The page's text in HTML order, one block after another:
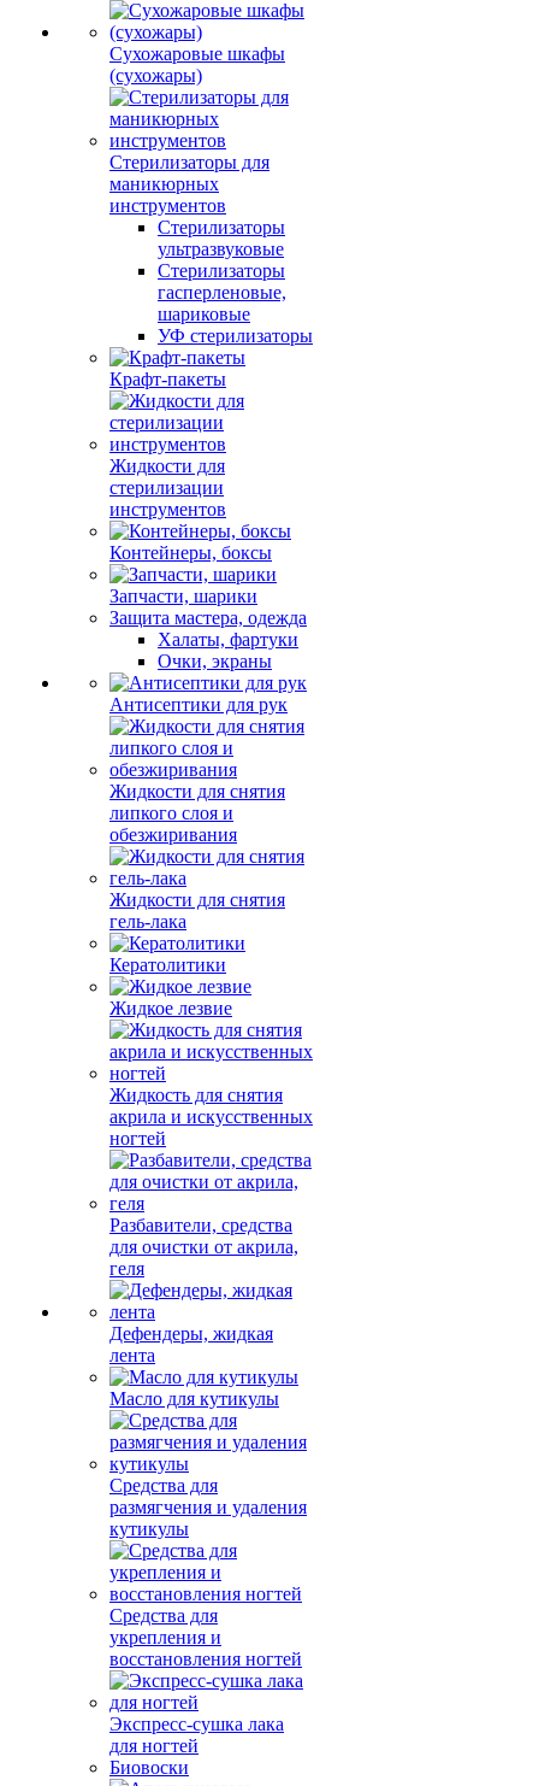
Сухожаровые шкафы
(сухожары)
Стерилизаторы для
маникюрных
инструментов
Стерилизаторы
ультразвуковые
Стерилизаторы
гасперленовые,
шариковые
УФ стерилизаторы
Крафт-пакеты
Жидкости для
стерилизации
инструментов
Контейнеры, боксы
Запчасти, шарики
Защита мастера, одежда
Халаты, фартуки
Очки, экраны
Антисептики для рук
Жидкости для снятия
липкого слоя и
обезжиривания
Жидкости для снятия
гель-лака
Кератолитики
Жидкое лезвие
Жидкость для снятия
акрила и искусственных
ногтей
Разбавители, средства
для очистки от акрила,
геля
Дефендеры, жидкая
лента
Масло для кутикулы
Средства для
размягчения и удаления
кутикулы
Средства для
укрепления и
восстановления ногтей
Экспресс-сушка лака
для ногтей
Биовоски